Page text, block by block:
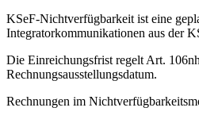
KSeF-Nichtverfügbarkeit ist eine
Integratorkommunikationen aus der
Die Einreichungsfrist regelt Art.
Rechnungsausstellungsdatum.
Rechnungen im